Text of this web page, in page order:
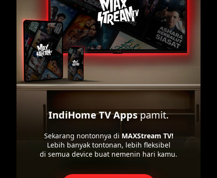
IndiHome TV Appspamit.
Sekarang nontonnya di MAXStream TV!
Lebih banyak tontonan, lebih fleksibel
di semua device buat nemenin hari kamu.